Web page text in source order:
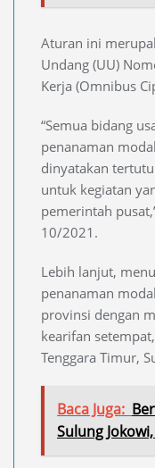
Aturan ini
Undang (UU)
Kerja (Omnibus
“Semua bidang
penanaman
dinyatakan
untuk kegiatan
pemerintah
10/2021.
Lebih lanjut,
penanaman
provinsi dengan
kearifan
Tenggara Timur,
Baca Juga:
Sulung